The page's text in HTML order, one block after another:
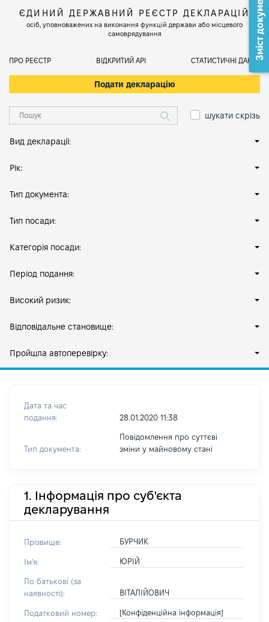
ЄДИНИЙ ДЕРЖАВНИЙ РЕЄСТР ДЕКЛАРАЦІЙ
осіб, уповноважених на виконання функцій держави або місцевого
самоврядування
ПРО РЕЄСТР ВІДКРИТИЙ АРІ СТАТИСТИЧНІ ДАНІ
Подати декларацію
шукати скрізь
Вид декларації:
Рік:
Тип документа:
Тип посади:
Категорія посади:
Період подання:
Високий ризик:
Відповідальне становище:
Пройшла автоперевірку:
Дата та час
подання:
28.01.2020 11:38
Тип документа:
Повідомлення про суттєві
зміни y майновому стані
1. Інформація про суб'єкта
декларування
Прізвище: БУРЧИК
Ім'я: ЮРІЙ
По батькові (за
наявності):
ВІТАЛІЙОВИЧ
Податковий номер: [Конфіденційна інформація]
Зміст документа